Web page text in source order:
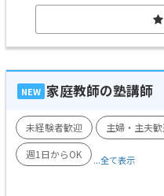
NEW 家庭教師の塾講師
未経験者歓迎 主婦・主夫歓
週1日からOK
...全て表示